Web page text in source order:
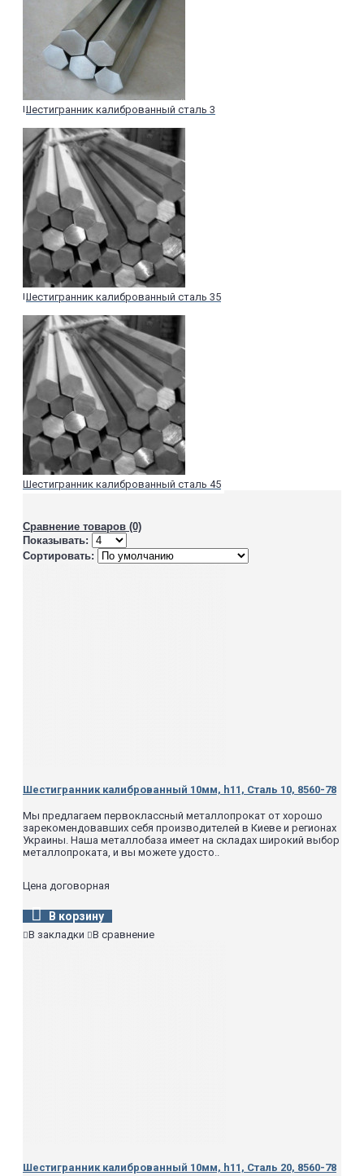
Шестигранник калиброванный сталь 3
Шестигранник калиброванный сталь 35
Шестигранник калиброванный сталь 45
Сравнение товаров (0)
Показывать:
Сортировать:
Шестигранник калиброванный 10мм, h11, Сталь 10, 8560-78
Мы предлагаем первоклассный металлопрокат от хорошо
зарекомендовавших себя производителей в Киеве и регионах
Украины. Наша металлобаза имеет на складах широкий выбор
металлопроката, и вы можете удосто..
Цена договорная
В корзину
В закладки В сравнение
Шестигранник калиброванный 10мм, h11, Сталь 20, 8560-78